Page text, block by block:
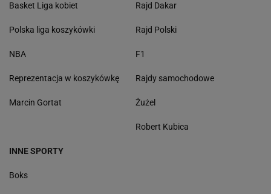
Basket Liga kobiet
Polska liga koszykówki
NBA
Reprezentacja w koszykówkę
Marcin Gortat
Rajd Dakar
Rajd Polski
F1
Rajdy samochodowe
Żużel
Robert Kubica
INNE SPORTY
Boks